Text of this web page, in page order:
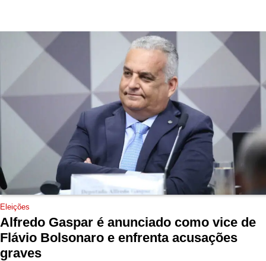
Eleições
Alfredo Gaspar é anunciado como vice de
Flávio Bolsonaro e enfrenta acusações
graves